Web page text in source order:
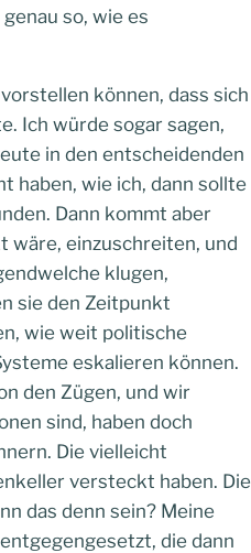
so, wie es
können, dass sich
Ich würde sogar sagen,
in den entscheidenden
haben, wie ich, dann sollte
Dann kommt aber
wäre, einzuschreiten, und
klugen,
sie den Zeitpunkt
wie weit politische
eskalieren können.
den Zügen, und wir
sind, haben doch
Die vielleicht
versteckt haben. Die
das denn sein? Meine
die dann